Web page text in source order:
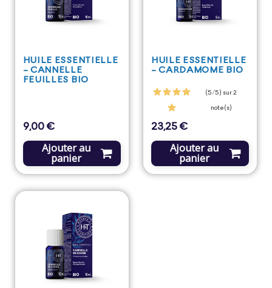
HUILE ESSENTIELLE
- CANNELLE
FEUILLES BIO
Prix
9,00 €
Ajouter au
panier
HUILE ESSENTIELLE
- CARDAMOME BIO
(5/5) sur 2
note(s)
Prix
23,25 €
Ajouter au
panier